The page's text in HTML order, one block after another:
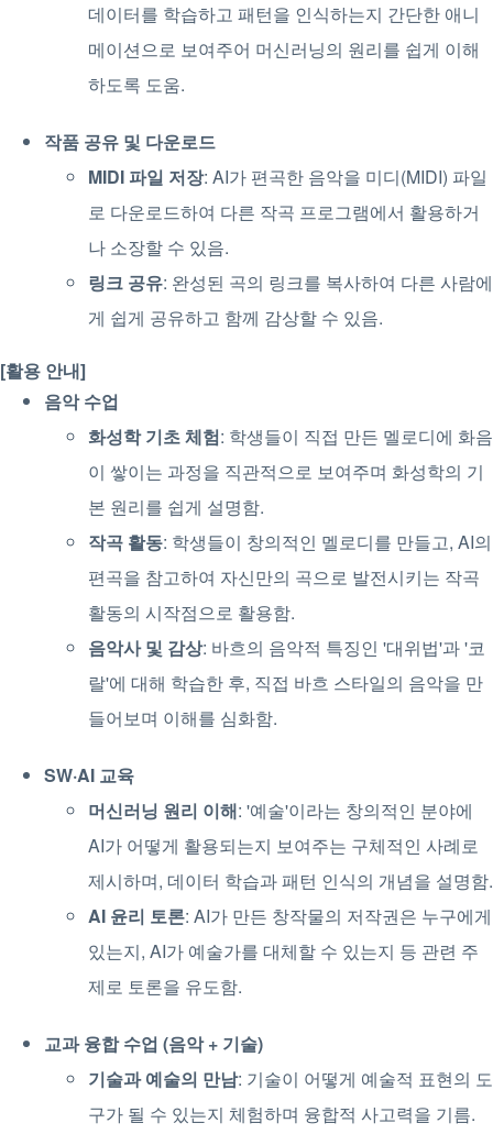
데이터를 학습하고 패턴을 인식하는지 간단한 애니
메이션으로 보여주어 머신러닝의 원리를 쉽게 이해
하도록 도움.
작품 공유 및 다운로드
MIDI 파일 저장: AI가 편곡한 음악을 미디(MIDI) 파일
로 다운로드하여 다른 작곡 프로그램에서 활용하거
나 소장할 수 있음.
링크 공유: 완성된 곡의 링크를 복사하여 다른 사람에
게 쉽게 공유하고 함께 감상할 수 있음.
[활용 안내]
음악 수업
화성학 기초 체험: 학생들이 직접 만든 멜로디에 화음
이 쌓이는 과정을 직관적으로 보여주며 화성학의 기
본 원리를 쉽게 설명함.
작곡 활동: 학생들이 창의적인 멜로디를 만들고, AI의
편곡을 참고하여 자신만의 곡으로 발전시키는 작곡
활동의 시작점으로 활용함.
음악사 및 감상: 바흐의 음악적 특징인 '대위법'과 '코
랄'에 대해 학습한 후, 직접 바흐 스타일의 음악을 만
들어보며 이해를 심화함.
SW·AI 교육
머신러닝 원리 이해: '예술'이라는 창의적인 분야에
AI가 어떻게 활용되는지 보여주는 구체적인 사례로
제시하며, 데이터 학습과 패턴 인식의 개념을 설명함.
AI 윤리 토론: AI가 만든 창작물의 저작권은 누구에게
있는지, AI가 예술가를 대체할 수 있는지 등 관련 주
제로 토론을 유도함.
교과 융합 수업 (음악 + 기술)
기술과 예술의 만남: 기술이 어떻게 예술적 표현의 도
구가 될 수 있는지 체험하며 융합적 사고력을 기름.